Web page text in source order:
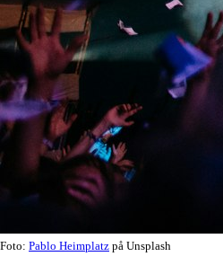
Foto: Pablo Heimplatz på Unsplash